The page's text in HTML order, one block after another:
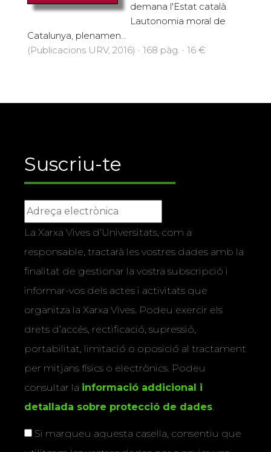
demana l'Estat català.
Lautonomia moral de
Catalunya, plenamen...
(Publicacions URV, 2016) · 168 pàg. · 16 €
Suscriu-te
La Xarxa Vives d’Universitats, com a
responsable, tractarà les vostres dades amb la
finalitat de gestionar la vostra subscripció i
informar-vos dels actes i activitats que
organitza la Xarxa Vives. Podeu exercir els
drets d’accés, rectificació, supressió,
portabilitat, limitació o oposició al tractament
per mitjans físics o electrònics. Podeu
consultar la informació addicional i
detallada sobre protecció de dades.
Si marqueu aquesta casella, consentiu que